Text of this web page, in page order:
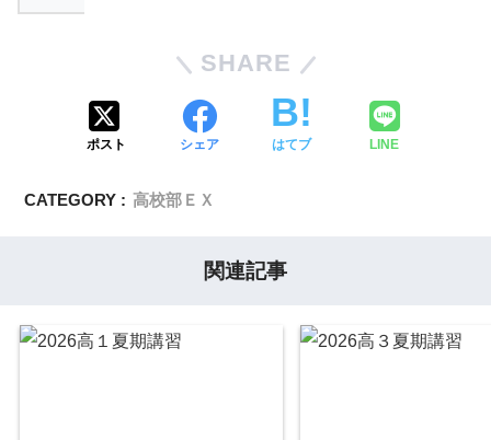
SHARE
ポスト シェア はてブ LINE
CATEGORY : 高校部ＥＸ
関連記事